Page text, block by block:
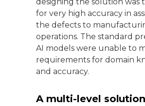
for very high accuracy in
the defects to
operations. The standard
AI models were unable to
requirements for domain
and accuracy.
A multi-level